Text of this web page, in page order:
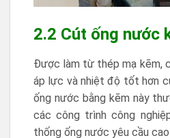
2.2 Cút ống nước
Được làm từ thép mạ kẽm,
áp lực và nhiệt độ tốt hơn
ống nước bằng kẽm này
các công trình công
thống ống nước yêu cầu